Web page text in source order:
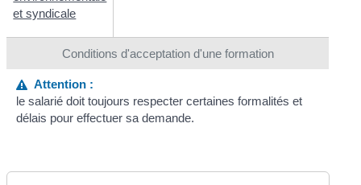
Conditions d'acceptation d'une formation
et syndicale
Attention :
le salarié doit toujours respecter certaines formalités et
délais pour effectuer sa demande.